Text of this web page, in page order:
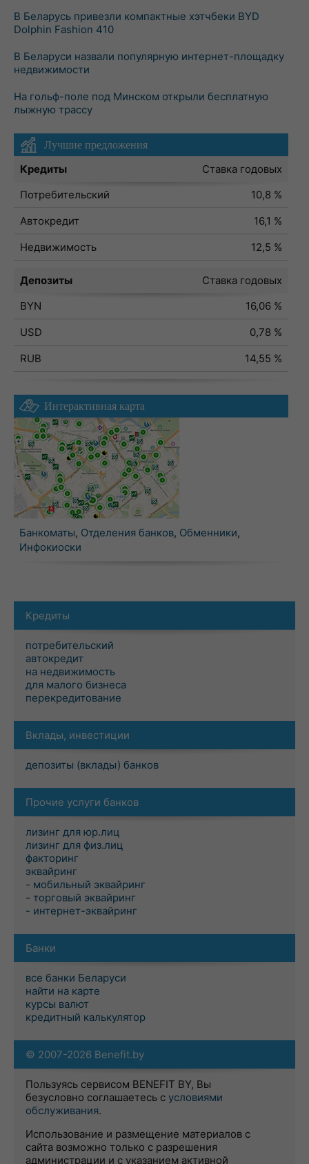
В Беларусь привезли компактные хэтчбеки BYD
Dolphin Fashion 410
В Беларуси назвали популярную интернет-площадку
недвижимости
На гольф-поле под Минском открыли бесплатную
лыжную трассу
Лучшие предложения
Кредиты
Ставка годовых
Потребительский
10,8 %
Автокредит
16,1 %
Недвижимость
12,5 %
Депозиты
Ставка годовых
BYN
16,06 %
USD
0,78 %
RUB
14,55 %
Интерактивная карта
Банкоматы, Отделения банков, Обменники,
Инфокиоски
Кредиты
потребительский
автокредит
на недвижимость
для малого бизнеса
перекредитование
Вклады, инвестиции
депозиты (вклады) банков
Прочие услуги банков
лизинг для юр.лиц
лизинг для физ.лиц
факторинг
эквайринг
- мобильный эквайринг
- торговый эквайринг
- интернет-эквайринг
Банки
все банки Беларуси
найти на карте
курсы валют
кредитный калькулятор
© 2007-2026 Benefit.by
Пользуясь сервисом BENEFIT BY, Вы
безусловно соглашаетесь с условиями
обслуживания.
Использование и размещение материалов с
сайта возможно только с разрешения
администрации и с указанием активной